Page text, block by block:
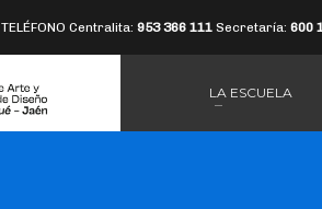
TELÉFONO Centralita: 953 366 111 Secretaría: 600
LA ESCUELA